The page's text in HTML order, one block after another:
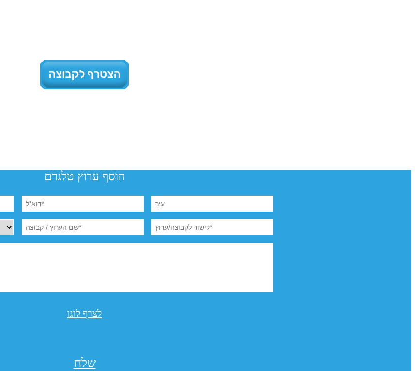
הוסף ערוץ טלגרם
לצרף לוגו
שלח